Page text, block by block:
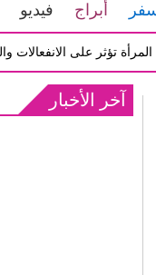
أبراج فيديو
على الانفعالات والتفاعل
آخر الأخبار